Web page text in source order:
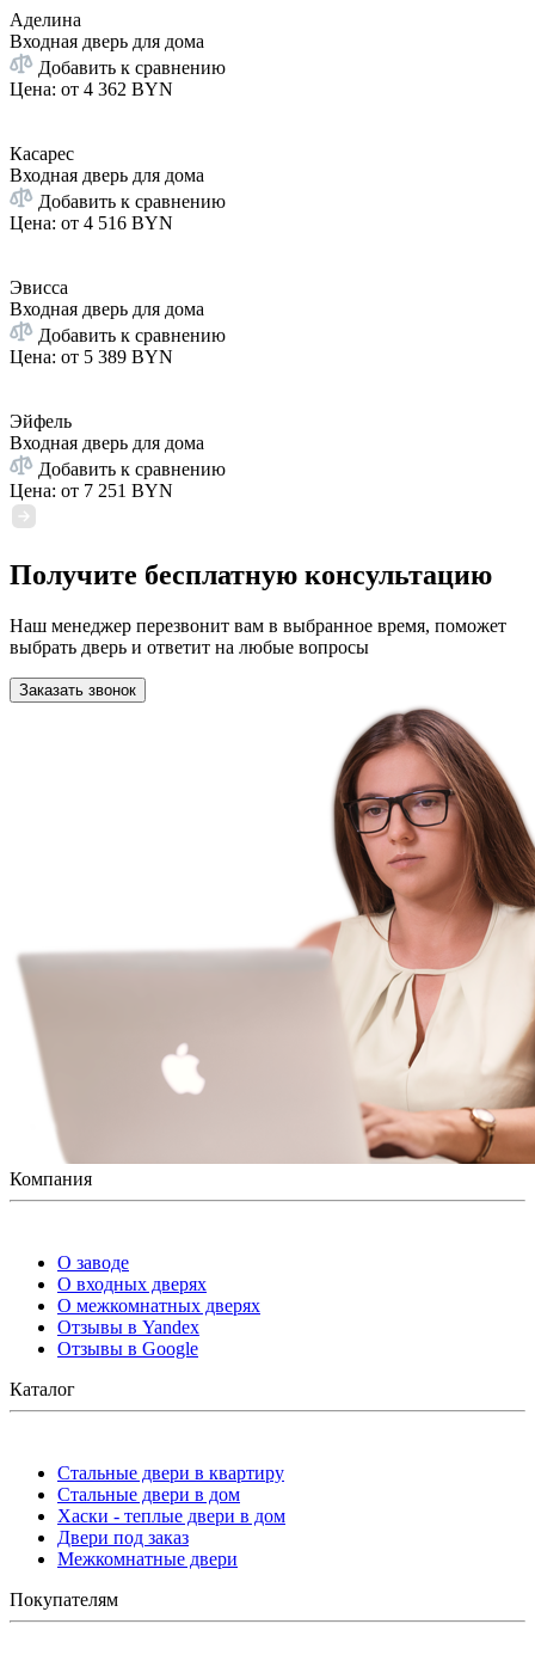
Аделина
Входная дверь для дома
Добавить к сравнению
Цена: от 4 362 BYN
Касарес
Входная дверь для дома
Добавить к сравнению
Цена: от 4 516 BYN
Эвисса
Входная дверь для дома
Добавить к сравнению
Цена: от 5 389 BYN
Эйфель
Входная дверь для дома
Добавить к сравнению
Цена: от 7 251 BYN
Получите бесплатную консультацию
Наш менеджер перезвонит вам в выбранное время, поможет
выбрать дверь и ответит на любые вопросы
Заказать звонок
Компания
О заводе
О входных дверях
О межкомнатных дверях
Отзывы в Yandex
Отзывы в Google
Каталог
Стальные двери в квартиру
Стальные двери в дом
Хаски - теплые двери в дом
Двери под заказ
Межкомнатные двери
Покупателям